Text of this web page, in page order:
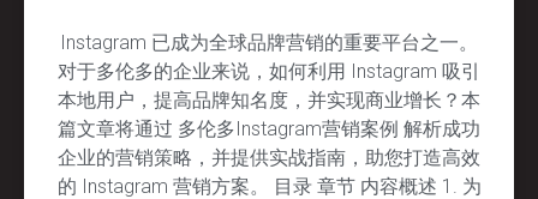
Instagram 已成为全球品牌营销的重要平台之一。
对于多伦多的企业来说，如何利用 Instagram 吸引
本地用户，提高品牌知名度，并实现商业增长？本
篇文章将通过 多伦多Instagram营销案例 解析成功
企业的营销策略，并提供实战指南，助您打造高效
的 Instagram 营销方案。 目录 章节 内容概述 1. 为